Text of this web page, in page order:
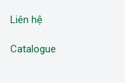
Liên hệ
Catalogue